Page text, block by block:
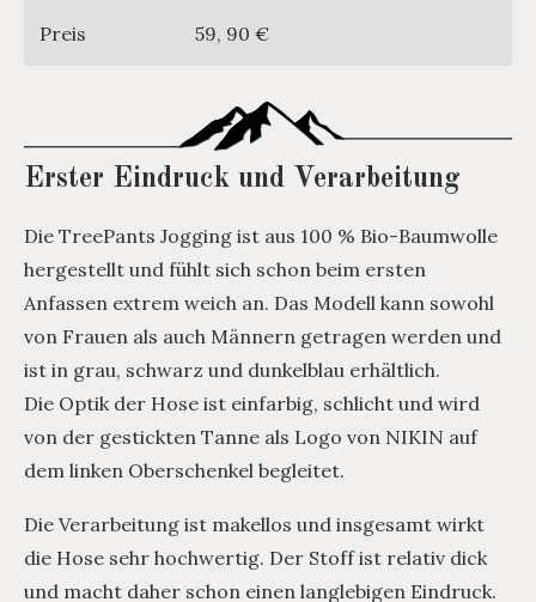
Preis 59, 90 €
Erster Eindruck und Verarbeitung
Die TreePants Jogging ist aus 100 % Bio-Baumwolle
hergestellt und fühlt sich schon beim ersten
Anfassen extrem weich an. Das Modell kann sowohl
von Frauen als auch Männern getragen werden und
ist in grau, schwarz und dunkelblau erhältlich.
Die Optik der Hose ist einfarbig, schlicht und wird
von der gestickten Tanne als Logo von NIKIN auf
dem linken Oberschenkel begleitet.
Die Verarbeitung ist makellos und insgesamt wirkt
die Hose sehr hochwertig. Der Stoff ist relativ dick
und macht daher schon einen langlebigen Eindruck.